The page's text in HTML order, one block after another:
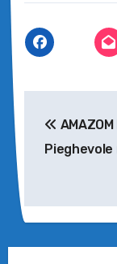
articoli
Pieghevole